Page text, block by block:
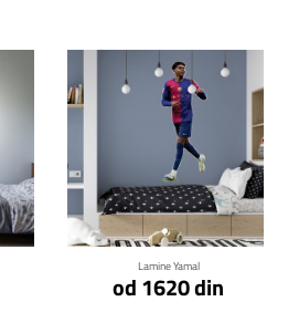
Lamine Yamal
od 1620 din
Klikni za detalje